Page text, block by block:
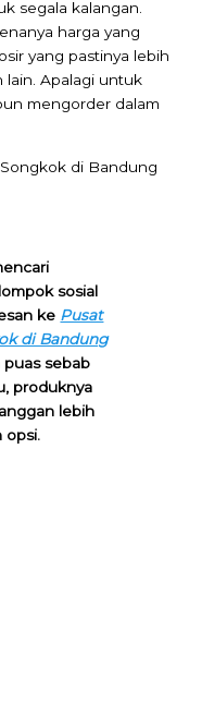
segala kalangan.
harga yang
yang pastinya lebih
lain. Apalagi untuk
mengorder dalam
sosial
ke Pusat
di Bandung
sebab
produknya
lebih
opsi.